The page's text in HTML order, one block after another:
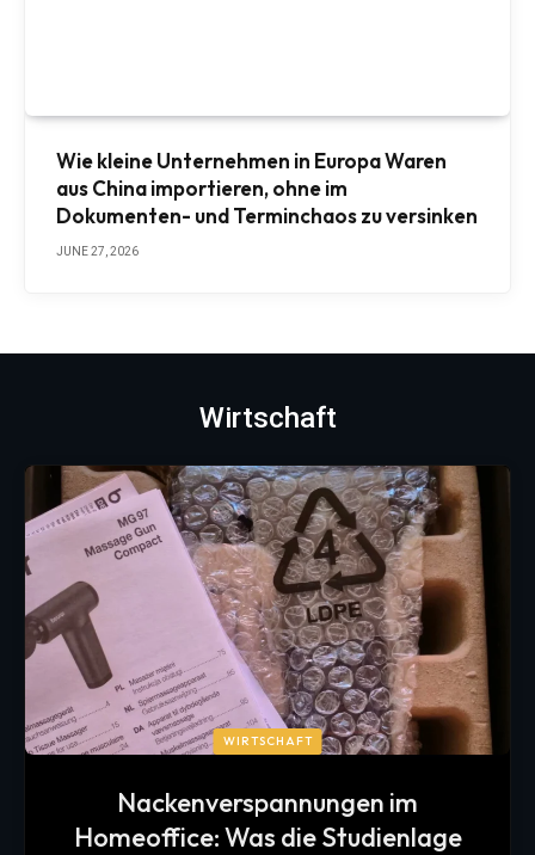
Wie kleine Unternehmen in Europa Waren
aus China importieren, ohne im
Dokumenten- und Terminchaos zu versinken
JUNE 27, 2026
Wirtschaft
WIRTSCHAFT
Nackenverspannungen im
Homeoffice: Was die Studienlage